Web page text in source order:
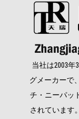
当社は2003
グメーカーで
チ・ニーパッ
されています